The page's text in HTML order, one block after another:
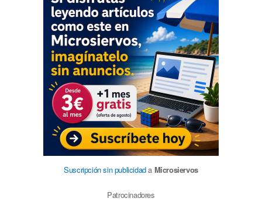
Suscripción sin publicidada Microsiervos
Patrocinadores